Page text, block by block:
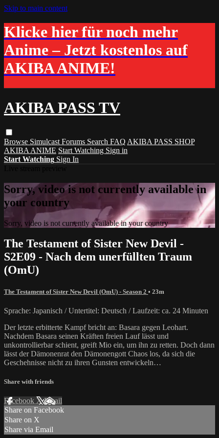
Skip to main content
Klicke hier für noch mehr
Anime – Jetzt kostenlos auf
AKIBA ANIME!
AKIBA PASS TV
Browse Simulcast Forums Search FAQ AKIBA PASS SHOP
AKIBA ANIME Start Watching Sign in
Start Watching Sign In
Sorry, video is not currently available in
your country
Sorry, video is not currently available in your country
The Testament of Sister New Devil -
S2E09 - Nach dem unerfüllten Traum
(OmU)
The Testament of Sister New Devil (OmU) - Season 2 • 23m
Sprache: Japanisch / Untertitel: Deutsch / Laufzeit: ca. 24 Minuten
Der letzte erbitterte Kampf bricht an: Basara gegen Leohart.
Nachdem Basara seinen Kräften freien Lauf lässt und
unkontrollierbar schient, greift Mio ein, um ihn zu retten. Doch dann
lässt der Dämonenrat den Dämonengott Chaos los, da sich die
Geschehnisse nicht zu ihren Gunsten entwickeln…
Share with friends
Facebook XEmail
Share on Facebook
Share on X
Share via Email